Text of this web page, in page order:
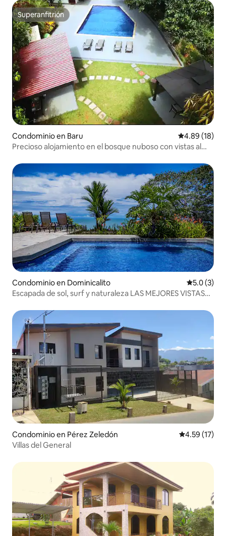
Superanfitrión
Superanfitrión
Condominio en Baru Calificación
4.89 (18)
Precioso alojamiento en el bosque nuboso con vistas al
Condominio en Dominicalito
5.0 (3)
Escapada de sol, surf y naturaleza LAS MEJORES VISTAS
Condominio en Pérez Zeledón Calificación
4.59 (17)
Villas del General